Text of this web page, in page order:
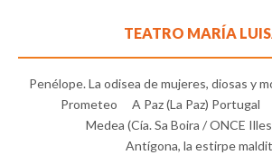
TEATRO MARÍA
Penélope. La odisea de mujeres, diosas y
Prometeo
A Paz (La Paz) Portugal
Medea (Cía. Sa Boira / ONCE
Antígona, la estirpe